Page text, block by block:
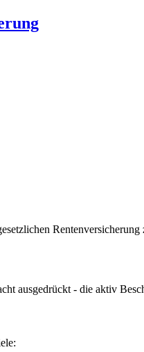
ausgedrückt - die aktiv